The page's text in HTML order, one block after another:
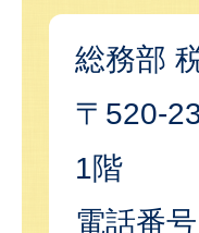
総務部
〒520-
1階
電話番号